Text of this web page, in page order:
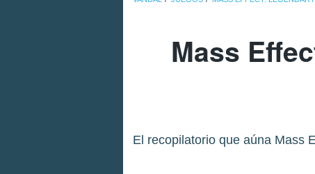
Mass
El recopilatorio que aúna Mass